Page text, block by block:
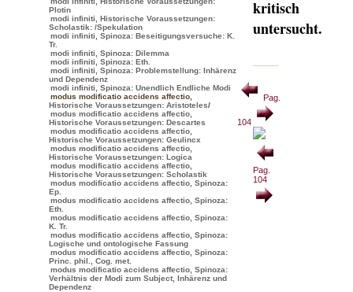
Plotin
modi infiniti, Historische Voraussetzungen:
Scholastik: /Spekulation
modi infiniti, Spinoza: Beseitigungsversuche: K.
Tr.
modi infiniti, Spinoza: Dilemma
modi infiniti, Spinoza: Eth.
modi infiniti, Spinoza: Problemstellung: Inhärenz
und Dependenz
modi infiniti, Spinoza: Unendlich Endliche Modi
modus modificatio accidens affectio
Historische Voraussetzungen: Aristoteles/
modus modificatio accidens affectio,
Historische Voraussetzungen: Descartes
modus modificatio accidens affectio,
Historische Voraussetzungen: Geulincx
modus modificatio accidens affectio,
Historische Voraussetzungen: Logica
modus modificatio accidens affectio,
Historische Voraussetzungen: Scholastik
modus modificatio accidens affectio, Spinoza:
Ep.
modus modificatio accidens affectio, Spinoza:
Eth.
modus modificatio accidens affectio, Spinoza:
K. Tr.
modus modificatio accidens affectio, Spinoza:
Logische und ontologische Fassung
modus modificatio accidens affectio, Spinoza:
Princ. phil., Cog. met.
modus modificatio accidens affectio, Spinoza:
Verhältnis der Modi zum Subject, Inhärenz und
Dependenz
kritisch
untersucht.
Pag.
104
Pag.
104